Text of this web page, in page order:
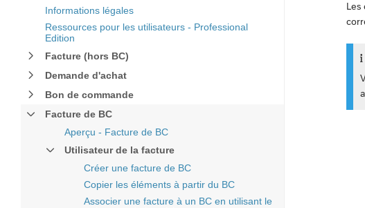
Informations légales
Ressources pour les utilisateurs - Professional
Edition
Facture (hors BC)
Demande d'achat
Bon de commande
Facture de BC
Aperçu - Facture de BC
Utilisateur de la facture
Créer une facture de BC
Copier les éléments à partir du BC
Associer une facture à un BC en utilisant le
Les